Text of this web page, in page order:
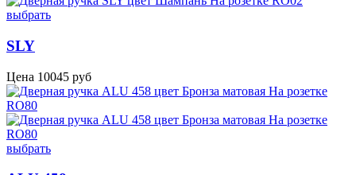
выбрать
SLY
Цена 10045 руб
выбрать